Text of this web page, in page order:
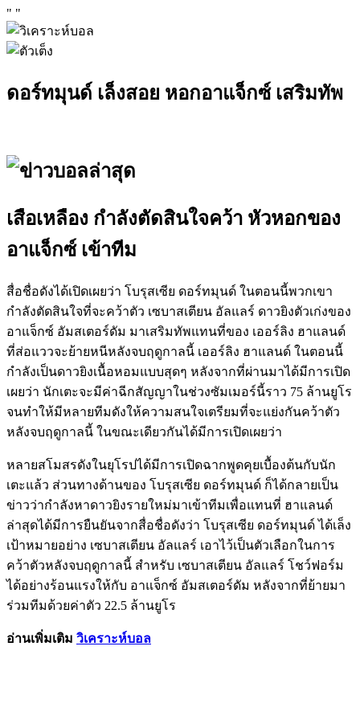
" "
ดอร์ทมุนด์ เล็งสอย หอกอาแจ็กซ์ เสริมทัพ
เสือเหลือง กำลังตัดสินใจคว้า หัวหอกของ
อาแจ็กซ์ เข้าทีม
สื่อชื่อดังได้เปิดเผยว่า โบรุสเซีย ดอร์ทมุนด์ ในตอนนี้พวกเขา
กำลังตัดสินใจที่จะคว้าตัว เซบาสเตียน อัลแลร์ ดาวยิงตัวเก่งของ
อาแจ็กซ์ อัมสเตอร์ดัม มาเสริมทัพแทนที่ของ เออร์ลิง ฮาแลนด์
ที่ส่อแววจะย้ายหนีหลังจบฤดูกาลนี้ เออร์ลิง ฮาแลนด์ ในตอนนี้
กำลังเป็นดาวยิงเนื้อหอมแบบสุดๆ หลังจากที่ผ่านมาได้มีการเปิด
เผยว่า นักเตะจะมีค่าฉีกสัญญาในช่วงซัมเมอร์นี้ราว 75 ล้านยูโร
จนทำให้มีหลายทีมดังให้ความสนใจเตรียมที่จะแย่งกันคว้าตัว
หลังจบฤดูกาลนี้ ในขณะเดียวกันได้มีการเปิดเผยว่า
หลายสโมสรดังในยุโรปได้มีการเปิดฉากพูดคุยเบื้องต้นกับนัก
เตะแล้ว ส่วนทางด้านของ โบรุสเซีย ดอร์ทมุนด์ ก็ได้กลายเป็น
ข่าวว่ากำลังหาดาวยิงรายใหม่มาเข้าทีมเพื่อแทนที่ ฮาแลนด์
ล่าสุดได้มีการยืนยันจากสื่อชื่อดังว่า โบรุสเซีย ดอร์ทมุนด์ ได้เล็ง
เป้าหมายอย่าง เซบาสเตียน อัลแลร์ เอาไว้เป็นตัวเลือกในการ
คว้าตัวหลังจบฤดูกาลนี้ สำหรับ เซบาสเตียน อัลแลร์ โชว์ฟอร์ม
ได้อย่างร้อนแรงให้กับ อาแจ็กซ์ อัมสเตอร์ดัม หลังจากที่ย้ายมา
ร่วมทีมด้วยค่าตัว 22.5 ล้านยูโร
อ่านเพิ่มเติม วิเคราะห์บอล